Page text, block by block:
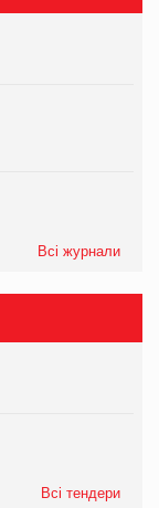
Всі журнали
Всі тендери